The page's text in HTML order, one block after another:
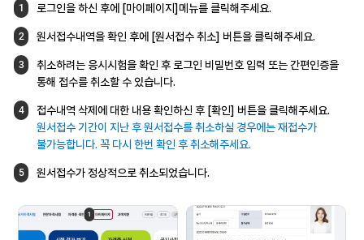
1 로그인을 하신 후에 [마이페이지]메뉴를클릭해주세요.
2 원서접수내역을 확인 후에 [원서접수 취소] 버튼을 클릭해주세요.
3 취소하려는 응시시험을 확인 후 로그인 비밀번호 입력 또는 간편인증을
통해 접수를 취소할 수 있습니다.
4 접수내역 삭제에 대한 내용 확인하신 후 [확인] 버튼을 클릭해주세요.
원서접수 기간이 지난 후 원서접수를취소하실 경우에는 재접수가
불가능합니다. 꼭 다시 한번 확인 후 취소해주세요.
5 원서접수가 정상적으로 취소되었습니다.